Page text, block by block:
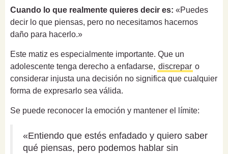
Cuando lo que realmente quieres decir es: «Puedes
decir lo que piensas, pero no necesitamos hacernos
daño para hacerlo.»
Este matiz es especialmente importante. Que un
adolescente tenga derecho a enfadarse, discrepar o
considerar injusta una decisión no significa que cualquier
forma de expresarlo sea válida.
Se puede reconocer la emoción y mantener el límite:
«Entiendo que estés enfadado y quiero saber
qué piensas, pero podemos hablar sin